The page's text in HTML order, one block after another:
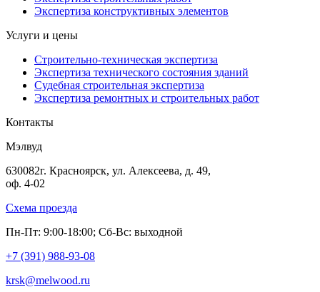
Экспертиза конструктивных элементов
Услуги и цены
Строительно-техническая экспертиза
Экспертиза технического состояния зданий
Судебная строительная экспертиза
Экспертиза ремонтных и строительных работ
Контакты
Мэлвуд
630082г. Красноярск, ул. Алексеева, д. 49,
оф. 4-02
Схема проезда
Пн-Пт: 9:00-18:00; Сб-Вс: выходной
+7 (391) 988-93-08
krsk@melwood.ru